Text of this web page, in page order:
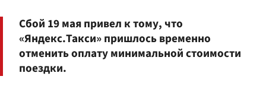
Сбой 19 мая привел к тому, что
«Яндекс.Такси» пришлось временно
отменить оплату минимальной стоимости
поездки.